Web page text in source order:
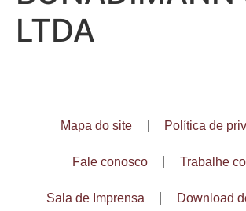
LTDA
Mapa do site Política de
Fale conosco Trabalhe
Sala de Imprensa Download